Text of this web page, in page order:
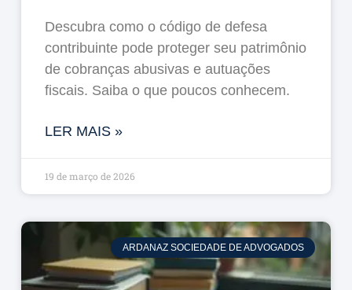
Descubra como o código de defesa
contribuinte pode proteger seu patrimônio
de cobranças abusivas e autuações
fiscais. Saiba o que poucos conhecem.
LER MAIS »
19 de março de 2026
ARDANAZ SOCIEDADE DE ADVOGADOS